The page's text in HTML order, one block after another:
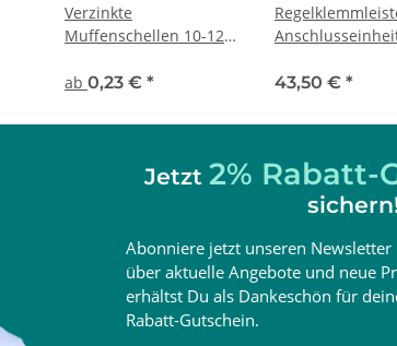
Verzinkte
Muffenschellen 10-128
ab 0,23 € *
6 Zonen - 24 V +
43,50 € *
Jetzt 2% Rabatt-
Abonniere jetzt unseren
über aktuelle Angebote und neue
erhältst Du als Dankeschön für
Rabatt-Gutschein.